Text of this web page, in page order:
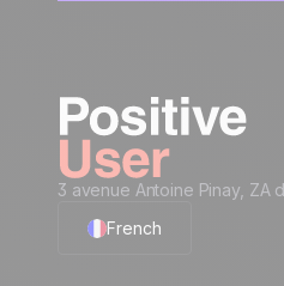
3 avenue Antoine Pinay, ZA
French